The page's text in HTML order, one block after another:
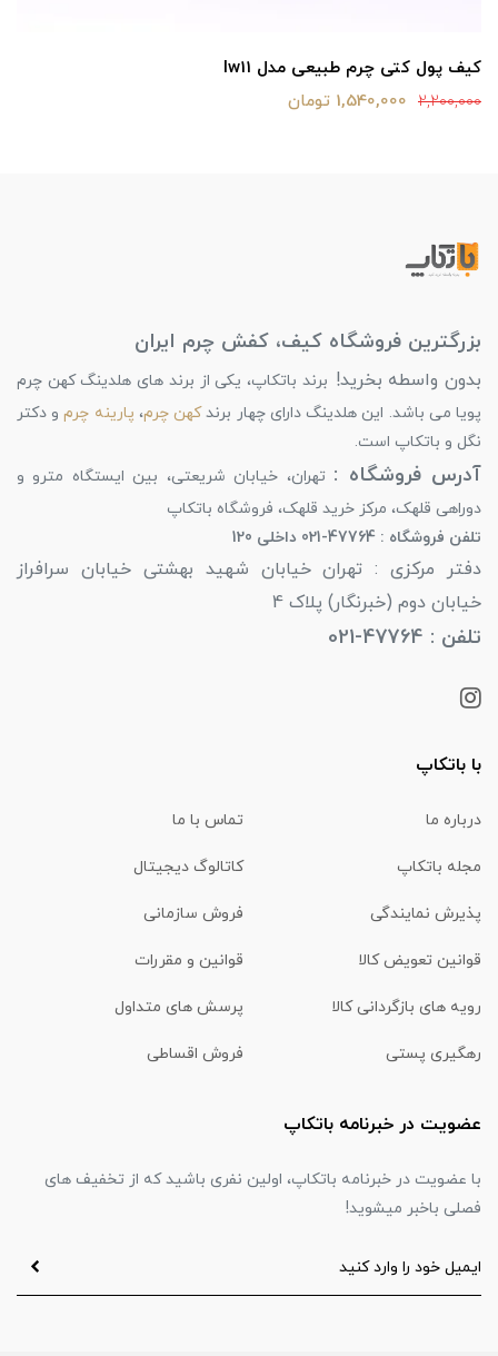
کیف پول کتی چرم طبیعی مدل lw11
2,200,000 1,540,000 تومان
بزرگترین فروشگاه کیف، کفش چرم ایران
بدون واسطه بخرید! برند باتکاپ، یکی از برند های هلدینگ کهن چرم
پویا می باشد. این هلدینگ دارای چهار برندکهن چرم، پارینه چرمو دکتر
نگل و باتکاپ است.
آدرس فروشگاه : تهران، خیابان شریعتی، بین ایستگاه مترو و
دوراهی قلهک، مرکز خرید قلهک، فروشگاه باتکاپ
تلفن فروشگاه : 47764-021 داخلی 120
دفتر مرکزی : تهران خیابان شهید بهشتی خیابان سرافراز
خیابان دوم (خبرنگار) پلاک 4
تلفن : 47764-021
با باتکاپ
درباره ما تماس با ما
مجله باتکاپ کاتالوگ دیجیتال
پذیرش نمایندگی فروش سازمانی
قوانین تعویض کالا قوانین و مقررات
رویه های بازگردانی کالا پرسش های متداول
رهگیری پستی فروش اقساطی
عضویت در خبرنامه باتکاپ
با عضویت در خبرنامه باتکاپ، اولین نفری باشید که از تخفیف های
فصلی باخبر میشوید!